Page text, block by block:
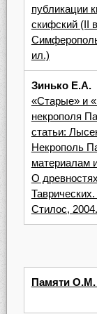
публикации
скифский (II
ил.)
Зинько Е.А.
«Старые» и
некрополя
статьи:
Некрополь
материалам
О
Стилос,
Памяти